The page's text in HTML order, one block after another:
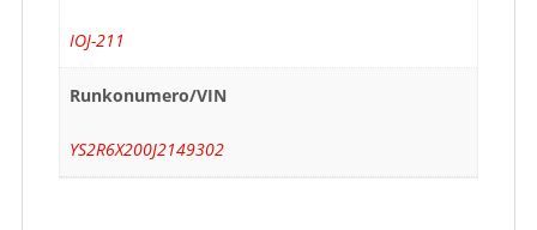
IOJ-211
Runkonumero/VIN
YS2R6X200J2149302